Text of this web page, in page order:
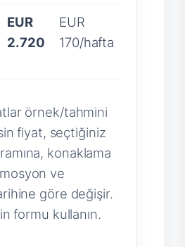
EUR
2.720
EUR
170/hafta
örnek/tahmini
fiyat, seçtiğiniz
konaklama
ve
göre değişir.
formu kullanın.